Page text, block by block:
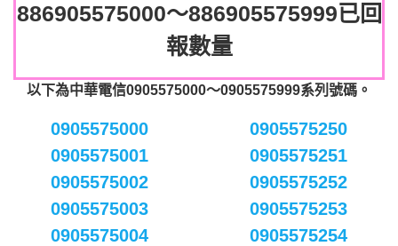
886905575000～886905575999已回
報數量
以下為中華電信0905575000～0905575999系列號碼。
0905575000
0905575001
0905575002
0905575003
0905575004
0905575250
0905575251
0905575252
0905575253
0905575254